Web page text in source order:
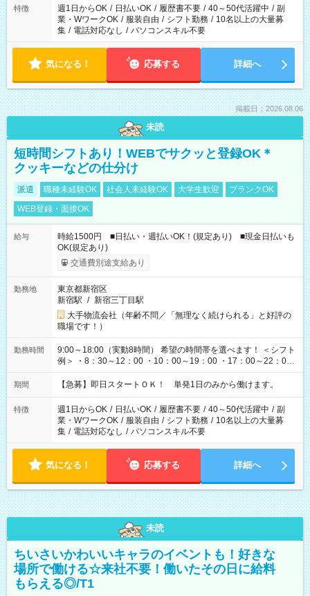
特徴 週1日からOK / 日払いOK / 履歴書不要 / 40～50代活躍中 / 副
業・WワークOK / 服装自由 / シフト勤務 / 10名以上の大量募
集 / 電話対応なし / パソコンスキル不要
気になる！ 応募する 詳細へ
掲載日：2026.08.06
未読
短時間シフトあり！WEBでサクッと登録OK＊
クッキーなどの仕分け
派遣 職種未経験OK 社会人未経験OK 大学生歓迎
ブランクOK
WEB登録・面接OK
給与
時給1500円 ■日払い・週払いOK！(規定あり) ■現金日払いも
OK(規定あり)
交通費別途支給あり
勤務地
東京都新宿区
新宿駅 / 新宿三丁目駅
大手物流会社（年齢不問／「無理なく続けられる」と好評の
職場です！）
勤務時間
9:00～18:00（実動8時間） 希望の時間帯を選べます！ ＜シフト
例＞ ・8：30～12：00 ・10：00～19：00 ・17：00～22：00
・13：00～22：00 ・22：00～翌6：00 など
期間 【急募】即日スタートＯＫ！ 単発1日のみから働けます。
特徴 週1日からOK / 日払いOK / 履歴書不要 / 40～50代活躍中 / 副
業・WワークOK / 服装自由 / シフト勤務 / 10名以上の大量募
集 / 電話対応なし / パソコンスキル不要
気になる！ 応募する 詳細へ
未読
ちいさいかわいいキャラのイベントも！好きな
場所で働ける☆来社不要！働いたその日に給料
もらえる◎/T1